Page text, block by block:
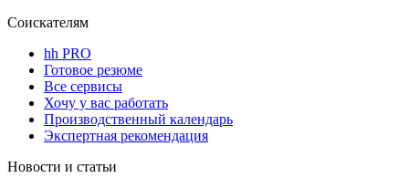
Соискателям
hh PRO
Готовое резюме
Все сервисы
Хочу у вас работать
Производственный календарь
Экспертная рекомендация
Новости и статьи